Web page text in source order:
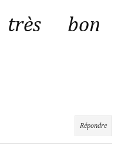
bon
Répondre